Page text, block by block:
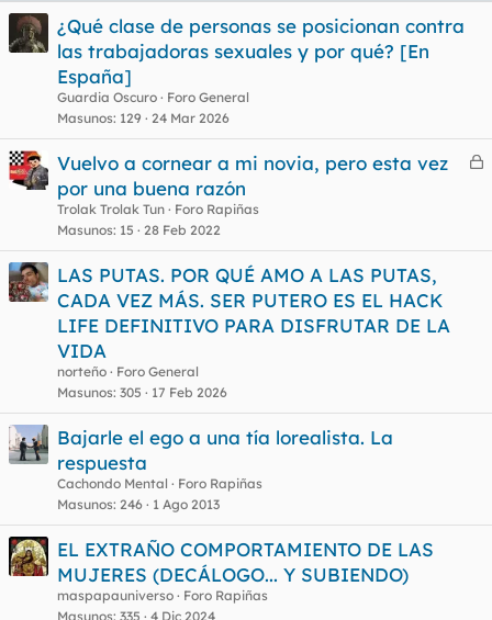
¿Qué clase de personas se posicionan contra
las trabajadoras sexuales y por qué? [En
España]
Guardia Oscuro
Foro General
Masunos 129 24 Mar 2026
C
a
Vuelvo a cornear a mi novia, pero esta vez
por una buena razón
Trolak Trolak Tun
Foro Rapiñas
Masunos 15 28 Feb 2022
LAS PUTAS. POR QUÉ AMO A LAS PUTAS,
CADA VEZ MÁS. SER PUTERO ES EL HACK
LIFE DEFINITIVO PARA DISFRUTAR DE LA
VIDA
norteño
Foro General
Masunos 305 17 Feb 2026
Bajarle el ego a una tía lorealista. La
respuesta
Cachondo Mental
Foro Rapiñas
Masunos 246 1 Ago 2013
EL EXTRAÑO COMPORTAMIENTO DE LAS
MUJERES (DECÁLOGO... Y SUBIENDO)
maspapauniverso
Foro Rapiñas
Masunos 335 4 Dic 2024